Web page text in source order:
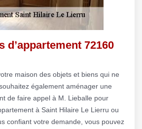
d’appartement 72160
maison des objets et biens qui ne
également aménager une
de faire appel à M. Lieballe pour
à Saint Hilaire Le Lierru ou
confiant votre demande, vous pouvez